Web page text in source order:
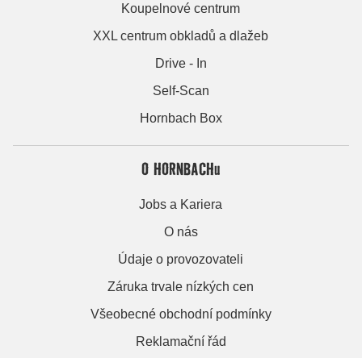
Koupelnové centrum
XXL centrum obkladů a dlažeb
Drive - In
Self-Scan
Hornbach Box
O HORNBACHu
Jobs a Kariera
O nás
Údaje o provozovateli
Záruka trvale nízkých cen
Všeobecné obchodní podmínky
Reklamační řád